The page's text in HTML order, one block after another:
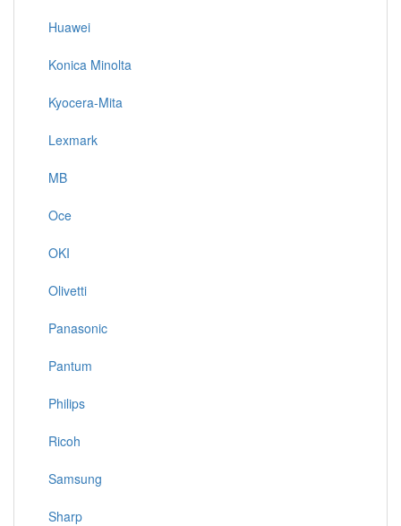
Huawei
Konica Minolta
Kyocera-Mita
Lexmark
MB
Oce
OKI
Olivetti
Panasonic
Pantum
Philips
Ricoh
Samsung
Sharp